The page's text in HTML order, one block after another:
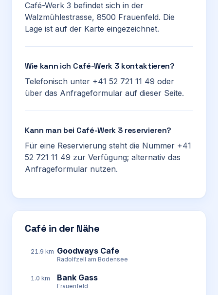
Café-Werk 3 befindet sich in der
Walzmühlestrasse, 8500 Frauenfeld. Die
Lage ist auf der Karte eingezeichnet.
Wie kann ich Café-Werk 3 kontaktieren?
Telefonisch unter +41 52 721 11 49 oder
über das Anfrageformular auf dieser Seite.
Kann man bei Café-Werk 3 reservieren?
Für eine Reservierung steht die Nummer +41
52 721 11 49 zur Verfügung; alternativ das
Anfrageformular nutzen.
Café in der Nähe
21.9 km Goodways Cafe
Radolfzell am Bodensee
1.0 km Bank Gass
Frauenfeld